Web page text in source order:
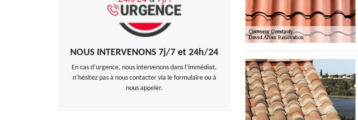
NOUS INTERVENONS 7j/7 et 24h/24
En cas d’urgence, nous intervenons dans l’immédiat,
n’hésitez pas à nous contacter via le formulaire ou à
nous appeler.